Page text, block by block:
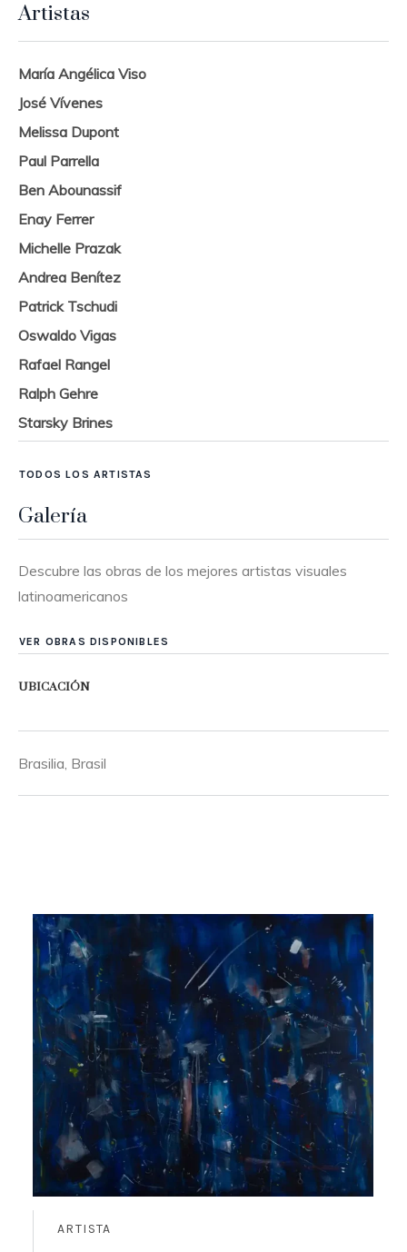
Artistas
María Angélica Viso
José Vívenes
Melissa Dupont
Paul Parrella
Ben Abounassif
Enay Ferrer
Michelle Prazak
Andrea Benítez
Patrick Tschudi
Oswaldo Vigas
Rafael Rangel
Ralph Gehre
Starsky Brines
TODOS LOS ARTISTAS
Galería
Descubre las obras de los mejores artistas visuales
latinoamericanos
VER OBRAS DISPONIBLES
UBICACIÓN
Brasilia, Brasil
ARTISTA